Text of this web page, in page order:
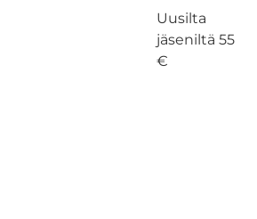
Uusilta
jäseniltä 55
€